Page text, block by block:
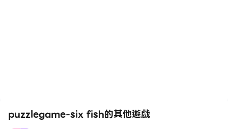
puzzlegame-six fish的其他遊戲